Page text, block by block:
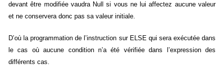
devant être modifiée vaudra Null si vous ne lui affectez aucune valeur
et ne conservera donc pas sa valeur initiale.
D’où la programmation de l’instruction sur ELSE qui sera exécutée dans
le cas où aucune condition n’a été vérifiée dans l’expression des
différents cas.